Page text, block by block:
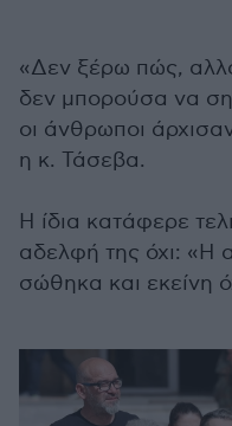
«Δεν ξέρω πώς,
δεν μπορούσα να
οι άνθρωποι
η κ. Τάσεβα.
Η ίδια κατάφερε
αδελφή της όχι: «Η
σώθηκα και εκείνη